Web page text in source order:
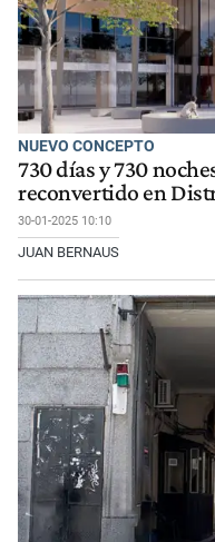
NUEVO CONCEPTO
730 días y 730
reconvertido en
30-01-2025 10:10
JUAN BERNAUS